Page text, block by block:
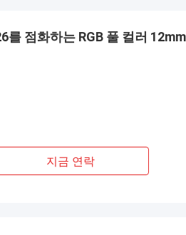
점화하는 RGB 풀 컬러
지금 연락